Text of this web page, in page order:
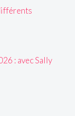
: avec Sally